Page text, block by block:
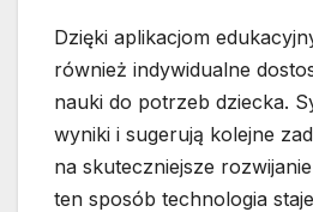
Dzięki aplikacjom
również indywidualne
nauki do potrzeb dziecka.
wyniki i sugerują kolejne
na skuteczniejsze
ten sposób technologia